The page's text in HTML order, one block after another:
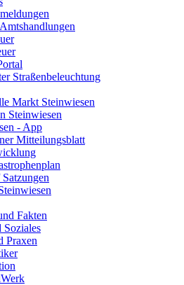
Straßenbeleuchtung
Markt Steinwiesen
Steinwiesen
- App
Mitteilungsblatt
Fakten
Soziales
Praxen